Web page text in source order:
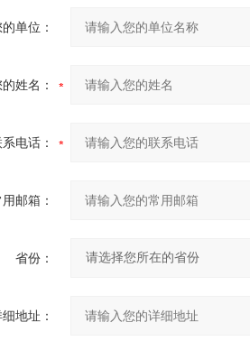
单位：
姓名：
电话：
邮箱：
省份：
地址：